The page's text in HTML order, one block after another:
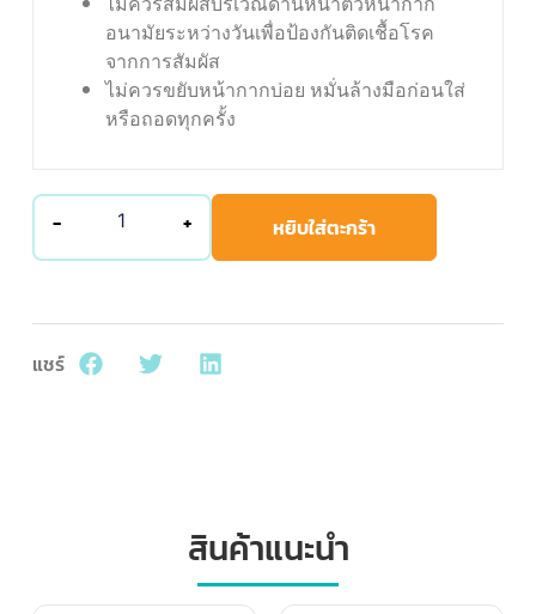
อนามัยระหว่างวันเพื่อป้องกันติดเชื้อโรค
จากการสัมผัส
ไม่ควรขยับหน้ากากบ่อย หมั่นล้างมือก่อนใส่
หรือถอดทุกครั้ง
- + หยิบใส่ตะกร้า
แชร์
สินค้าแนะนำ